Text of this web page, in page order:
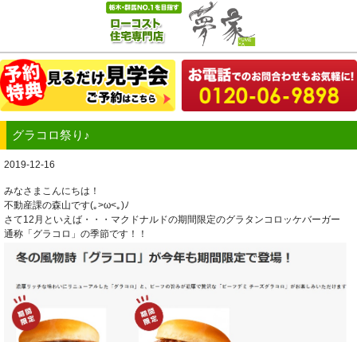
グラコロ祭り♪
2019-12-16
みなさまこんにちは！
不動産課の森山です(｡>ω<｡)ﾉ
さて12月といえば・・・マクドナルドの期間限定のグラタンコロッケバーガー
通称「グラコロ」の季節です！！